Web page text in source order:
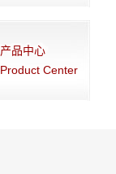
产品中心
Product Center